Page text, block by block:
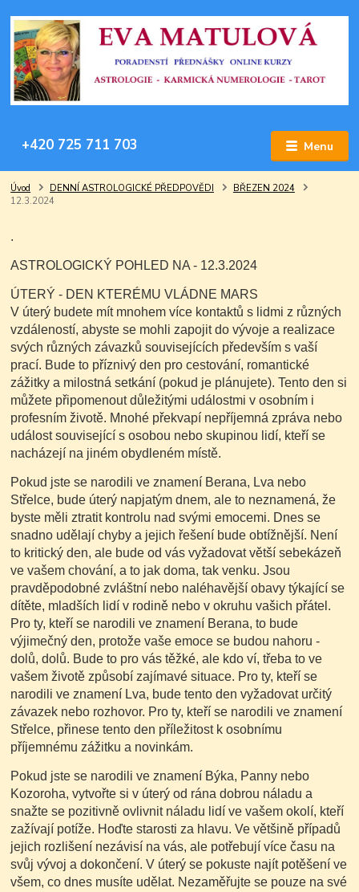
Menu
+420 725 711 703
Úvod DENNÍ ASTROLOGICKÉ PŘEDPOVĚDI
BŘEZEN 2024
12.3.2024
.
ASTROLOGICKÝ POHLED NA - 12.3.2024
ÚTERÝ - DEN KTERÉMU VLÁDNE MARS
V úterý budete mít mnohem více kontaktů s lidmi z různých
vzdáleností, abyste se mohli zapojit do vývoje a realizace
svých různých závazků souvisejících především s vaší
prací. Bude to příznivý den pro cestování, romantické
zážitky a milostná setkání (pokud je plánujete). Tento den si
můžete připomenout důležitými událostmi v osobním i
profesním životě. Mnohé překvapí nepříjemná zpráva nebo
událost související s osobou nebo skupinou lidí, kteří se
nacházejí na jiném obydleném místě.
Pokud jste se narodili ve znamení Berana, Lva nebo
Střelce, bude úterý napjatým dnem, ale to neznamená, že
byste měli ztratit kontrolu nad svými emocemi. Dnes se
snadno udělají chyby a jejich řešení bude obtížnější. Není
to kritický den, ale bude od vás vyžadovat větší sebekázeň
ve vašem chování, a to jak doma, tak venku. Jsou
pravděpodobné zvláštní nebo naléhavější obavy týkající se
dítěte, mladších lidí v rodině nebo v okruhu vašich přátel.
Pro ty, kteří se narodili ve znamení Berana, to bude
výjimečný den, protože vaše emoce se budou nahoru -
dolů, dolů. Bude to pro vás těžké, ale kdo ví, třeba to ve
vašem životě způsobí zajímavé situace. Pro ty, kteří se
narodili ve znamení Lva, bude tento den vyžadovat určitý
závazek nebo rozhovor. Pro ty, kteří se narodili ve znamení
Střelce, přinese tento den příležitost k osobnímu
příjemnému zážitku a novinkám.
Pokud jste se narodili ve znamení Býka, Panny nebo
Kozoroha, vytvořte si v úterý od rána dobrou náladu a
snažte se pozitivně ovlivnit náladu lidí ve vašem okolí, kteří
zažívají potíže. Hoďte starosti za hlavu. Ve většině případů
jejich rozlišení nezávisí na vás, ale potřebují více času na
svůj vývoj a dokončení. V úterý se pokuste najít potěšení ve
všem, co dnes musíte udělat. Nezaměřujte se pouze na své